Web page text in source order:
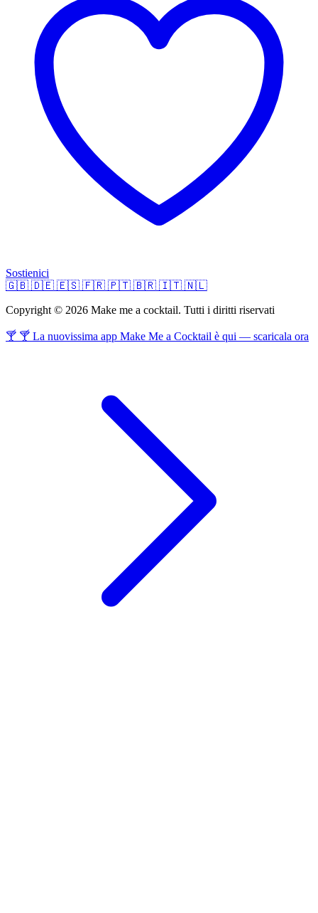
Sostienici
🇬🇧 🇩🇪 🇪🇸 🇫🇷 🇵🇹 🇧🇷 🇮🇹 🇳🇱
Copyright © 2026 Make me a cocktail. Tutti i diritti riservati
🍸 🍸 La nuovissima app Make Me a Cocktail è qui — scaricala ora